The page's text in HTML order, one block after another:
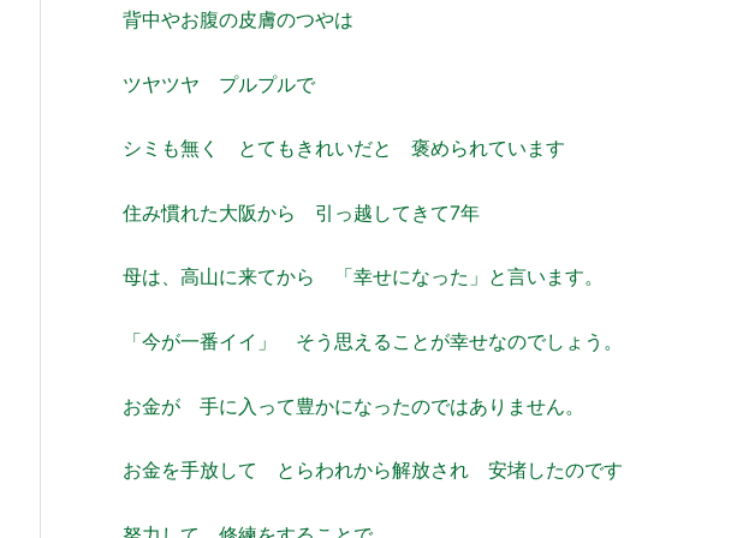
背中やお腹の皮膚のつやは
ツヤツヤ プルプルで
シミも無く とてもきれいだと 褒められています
住み慣れた大阪から 引っ越してきて7年
母は、高山に来てから 「幸せになった」と言います。
「今が一番イイ」 そう思えることが幸せなのでしょう。
お金が 手に入って豊かになったのではありません。
お金を手放して とらわれから解放され 安堵したのです